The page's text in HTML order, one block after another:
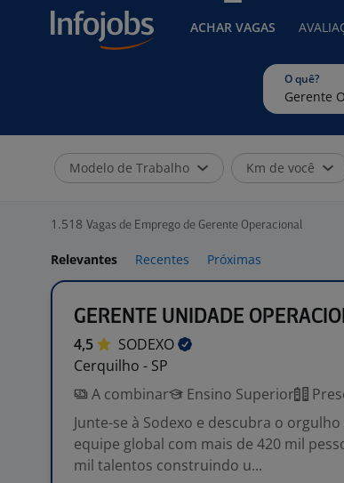
ACHAR VAGAS
O quê?
Modelo de Trabalho Km de você
1.518 Vagas de Emprego de Gerente Operacional
Relevantes Recentes Próximas
GERENTE UNIDADE
4,5
SODEXO
Cerquilho - SP
A combinar
Ensino Superior
Junte-se à Sodexo e descubra o
equipe global com mais de 420 mil
mil talentos construindo u...